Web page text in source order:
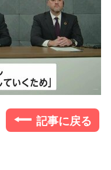
記事に戻る